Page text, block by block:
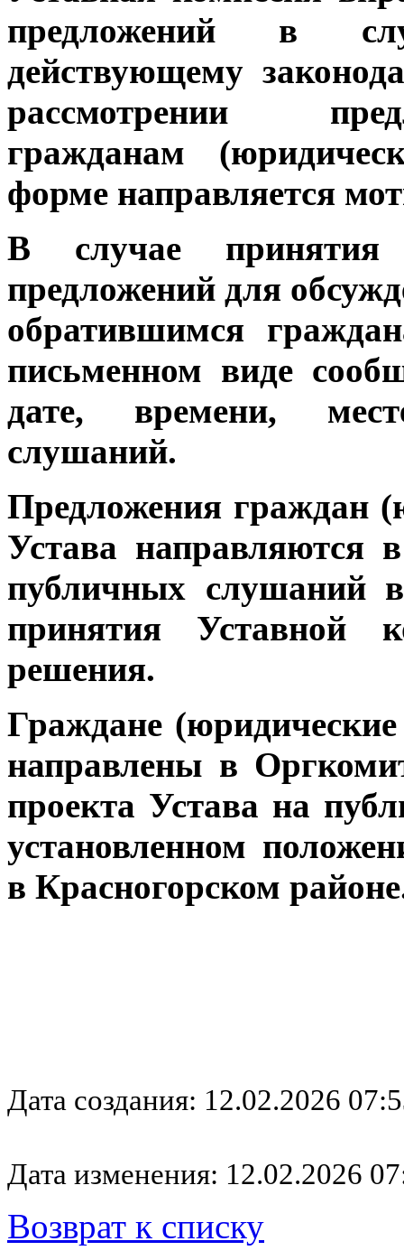
предложений в
действующему
рассмотрении
гражданам
форме направляется
В случае
предложений для
обратившимся
письменном виде
дате, времени,
слушаний.
Предложения граждан
Устава направляются
публичных слушаний
принятия Уставной
решения.
Граждане
направлены в
проекта Устава на
установленном
в Красногорском
Дата создания: 12.02.2026
Дата изменения: 12.02.2026
Возврат к списку